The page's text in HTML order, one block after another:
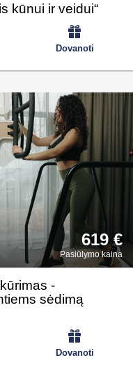
kūnui ir veidui“
Dovanoti
619 €
Pasiūlymo kaina
-
sėdimą
Dovanoti